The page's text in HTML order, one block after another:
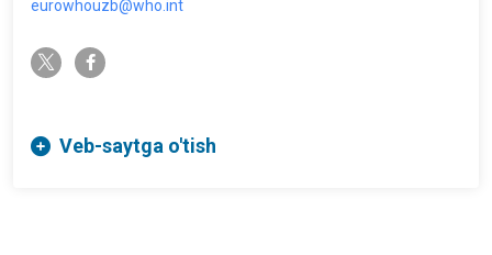
eurowhouzb@who.int
twitter-x facebook-f
Veb-saytga o'tish